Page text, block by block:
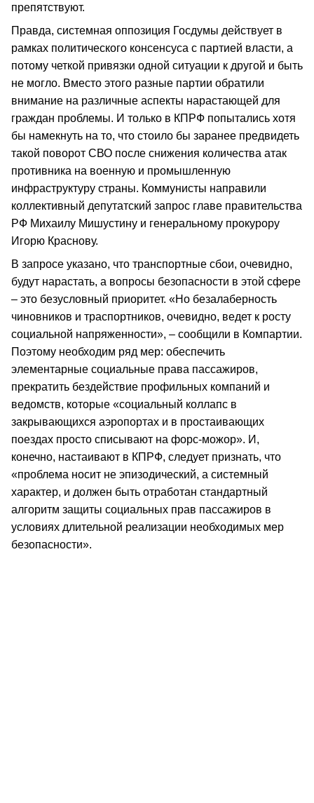
препятствуют.
Правда, системная оппозиция Госдумы действует в
рамках политического консенсуса с партией власти, а
потому четкой привязки одной ситуации к другой и быть
не могло. Вместо этого разные партии обратили
внимание на различные аспекты нарастающей для
граждан проблемы. И только в КПРФ попытались хотя
бы намекнуть на то, что стоило бы заранее предвидеть
такой поворот СВО после снижения количества атак
противника на военную и промышленную
инфраструктуру страны. Коммунисты направили
коллективный депутатский запрос главе правительства
РФ Михаилу Мишустину и генеральному прокурору
Игорю Краснову.
В запросе указано, что транспортные сбои, очевидно,
будут нарастать, а вопросы безопасности в этой сфере
– это безусловный приоритет. «Но безалаберность
чиновников и траспортников, очевидно, ведет к росту
социальной напряженности», – сообщили в Компартии.
Поэтому необходим ряд мер: обеспечить
элементарные социальные права пассажиров,
прекратить бездействие профильных компаний и
ведомств, которые «социальный коллапс в
закрывающихся аэропортах и в простаивающих
поездах просто списывают на форс-можор». И,
конечно, настаивают в КПРФ, следует признать, что
«проблема носит не эпизодический, а системный
характер, и должен быть отработан стандартный
алгоритм защиты социальных прав пассажиров в
условиях длительной реализации необходимых мер
безопасности».